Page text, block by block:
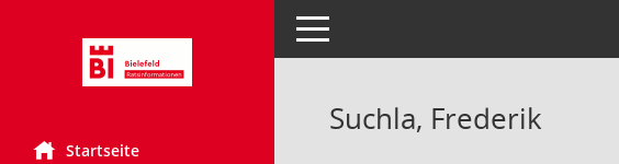
Startseite
Toggle navigation
Suchla, Frederik